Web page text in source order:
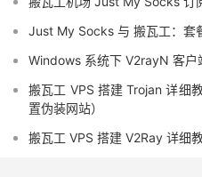
Just My Socks 与 搬瓦工：套
Windows 系统下 V2rayN 客户
搬瓦工 VPS 搭建 Trojan 详细
置伪装网站）
搬瓦工 VPS 搭建 V2Ray 详细